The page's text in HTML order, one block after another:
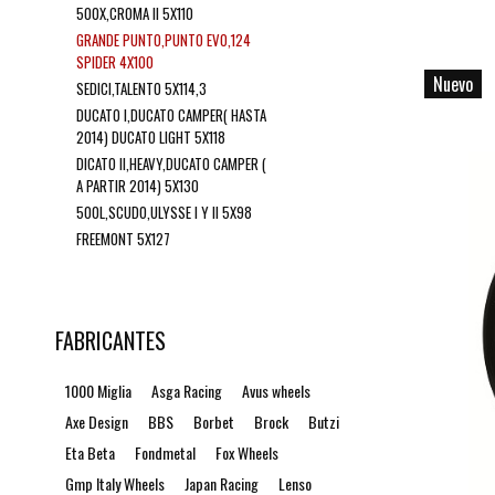
Nuevo
500X,CROMA II 5X110
GRANDE PUNTO,PUNTO EVO,124
SPIDER 4X100
SEDICI,TALENTO 5X114,3
DUCATO I,DUCATO CAMPER( HASTA
2014) DUCATO LIGHT 5X118
DICATO II,HEAVY,DUCATO CAMPER (
A PARTIR 2014) 5X130
500L,SCUDO,ULYSSE I Y II 5X98
FREEMONT 5X127
FABRICANTES
1000 Miglia Asga Racing
Avus wheels
Axe Design
BBS Borbet Brock
Butzi
Eta Beta
Fondmetal
Fox Wheels
Gmp Italy Wheels
Japan Racing Lenso